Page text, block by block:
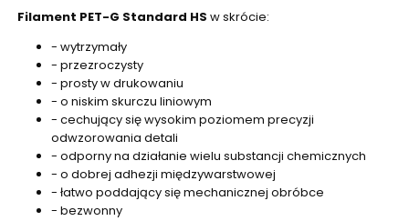
Filament PET-G Standard HS w skrócie:
- wytrzymały
- przezroczysty
- prosty w drukowaniu
- o niskim skurczu liniowym
- cechujący się wysokim poziomem precyzji
odwzorowania detali
- odporny na działanie wielu substancji chemicznych
- o dobrej adhezji międzywarstwowej
- łatwo poddający się mechanicznej obróbce
- bezwonny